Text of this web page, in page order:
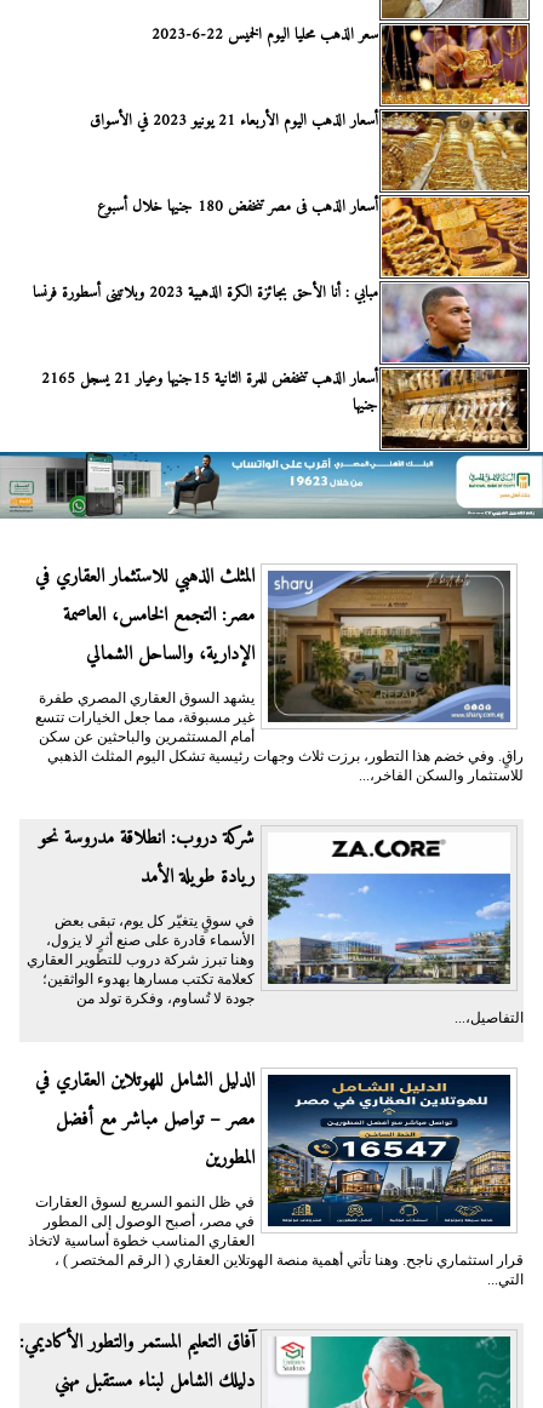
سعر الذهب محليا اليوم الخميس 22-6-2023
أسعار الذهب اليوم الأربعاء 21 يونيو 2023 في الأسواق
أسعار الذهب فى مصر تنخفض 180 جنيها خلال أسبوع
مبابي : أنا الأحق بجائزة الكرة الذهبية 2023 وبلاتينى أسطورة فرنسا
أسعار الذهب تنخفض للمرة الثانية 15جنيها وعيار 21 يسجل 2165
جنيها
المثلث الذهبي للاستثمار العقاري في
مصر: التجمع الخامس، العاصمة
الإدارية، والساحل الشمالي
يشهد السوق العقاري المصري طفرة
غير مسبوقة، مما جعل الخيارات تتسع
أمام المستثمرين والباحثين عن سكن
راقٍ. وفي خضم هذا التطور، برزت ثلاث وجهات رئيسية تشكل اليوم المثلث الذهبي
للاستثمار والسكن الفاخر،...
شركة دروب: انطلاقة مدروسة نحو
ريادة طويلة الأمد
في سوقٍ يتغيّر كل يوم، تبقى بعض
الأسماء قادرة على صنع أثرٍ لا يزول،
وهنا تبرز شركة دروب للتطوير العقاري
كعلامة تكتب مسارها بهدوء الواثقين؛
جودة لا تُساوم، وفكرة تولد من
التفاصيل،...
الدليل الشامل للهوتلاين العقاري في
مصر – تواصل مباشر مع أفضل
المطورين
في ظل النمو السريع لسوق العقارات
في مصر، أصبح الوصول إلى المطور
العقاري المناسب خطوة أساسية لاتخاذ
قرار استثماري ناجح. وهنا تأتي أهمية منصة الهوتلاين العقاري ( الرقم المختصر ) ،
التي...
آفاق التعليم المستمر والتطور الأكاديمي:
دليلك الشامل لبناء مستقبل مهني